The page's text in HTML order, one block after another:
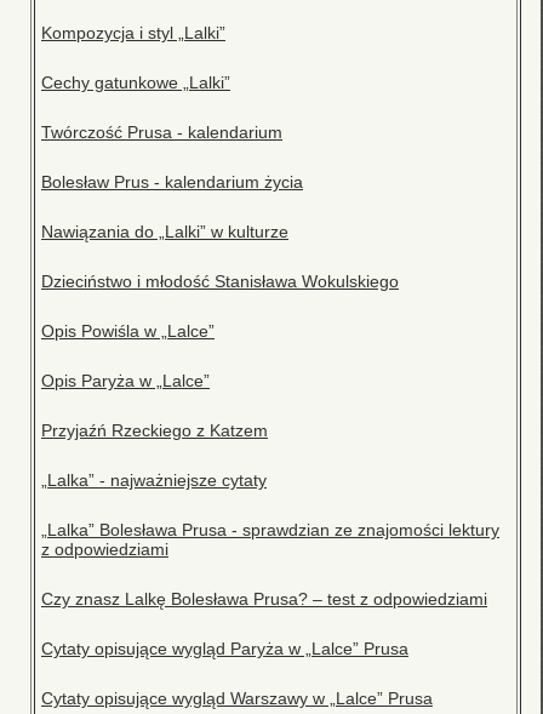
Kompozycja i styl „Lalki”
Cechy gatunkowe „Lalki”
Twórczość Prusa - kalendarium
Bolesław Prus - kalendarium życia
Nawiązania do „Lalki” w kulturze
Dzieciństwo i młodość Stanisława Wokulskiego
Opis Powiśla w „Lalce”
Opis Paryża w „Lalce”
Przyjaźń Rzeckiego z Katzem
„Lalka” - najważniejsze cytaty
„Lalka” Bolesława Prusa - sprawdzian ze znajomości lektury
z odpowiedziami
Czy znasz Lalkę Bolesława Prusa? – test z odpowiedziami
Cytaty opisujące wygląd Paryża w „Lalce” Prusa
Cytaty opisujące wygląd Warszawy w „Lalce” Prusa